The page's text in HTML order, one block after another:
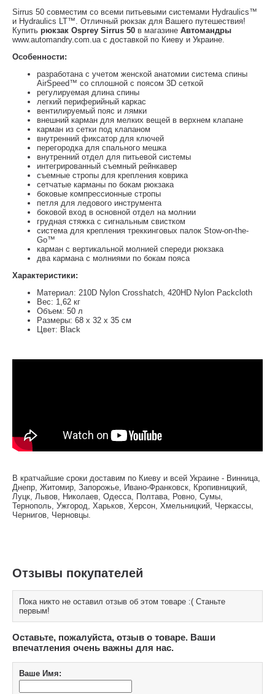
Sirrus 50 совместим со всеми питьевыми системами Hydraulics™
и Hydraulics LT™. Отличный рюкзак для Вашего путешествия!
Купить рюкзак Osprey Sirrus 50 в магазине Автомандры
www.automandry.com.ua с доставкой по Киеву и Украине.
Особенности:
разработана с учетом женской анатомии система спины
AirSpeed™ со сплошной с поясом 3D сеткой
регулируемая длина спины
легкий периферийный каркас
вентилируемый пояс и лямки
внешний карман для мелких вещей в верхнем клапане
карман из сетки под клапаном
внутренний фиксатор для ключей
перегородка для спального мешка
внутренний отдел для питьевой системы
интегрированный съемный рейнкавер
съемные стропы для крепления коврика
сетчатые карманы по бокам рюкзака
боковые компрессионные стропы
петля для ледового инструмента
боковой вход в основной отдел на молнии
грудная стяжка с сигнальным свистком
система для крепления треккинговых палок Stow-on-the-
Go™
карман с вертикальной молнией спереди рюкзака
два кармана с молниями по бокам пояса
Характеристики:
Материал: 210D Nylon Crosshatch, 420HD Nylon Packcloth
Вес: 1,62 кг
Объем: 50 л
Размеры: 68 х 32 х 35 см
Цвет: Black
В кратчайшие сроки доставим по Киеву и всей Украине - Винница,
Днепр, Житомир, Запорожье, Ивано-Франковск, Кропивницкий,
Луцк, Львов, Николаев, Одесса, Полтава, Ровно, Сумы,
Тернополь, Ужгород, Харьков, Херсон, Хмельницкий, Черкассы,
Чернигов, Черновцы.
Отзывы покупателей
Пока никто не оставил отзыв об этом товаре :( Станьте
первым!
Оставьте, пожалуйста, отзыв о товаре. Ваши
впечатления очень важны для нас.
Ваше Имя: